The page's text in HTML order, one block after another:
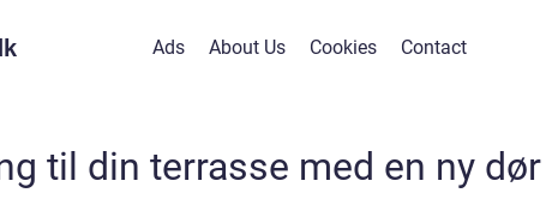
Ads About Us Cookies Contact
til din terrasse med en ny dør